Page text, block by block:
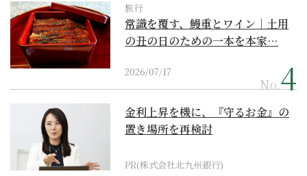
旅行
常識を覆す、鰻重とワイン｜土用
の丑の日のための一本を本家…
2026/07/17
No.
金利上昇を機に、『守るお金』の
置き場所を再検討
PR(株式会社北九州銀行)